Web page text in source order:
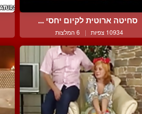
סחיטה ארוטית לקיום יחסי ...
10934 צפיות | 6 המלצות